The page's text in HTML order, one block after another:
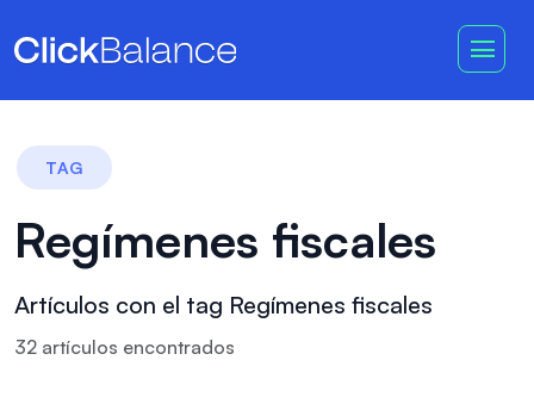
TAG
Regímenes fiscales
Artículos con el tag Regímenes fiscales
32 artículos encontrados